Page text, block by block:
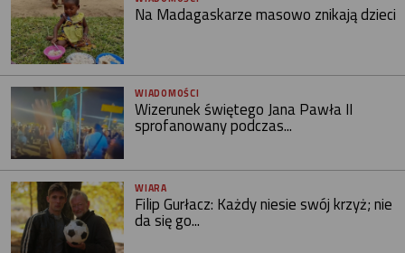
Na Madagaskarze masowo znikają dzieci
WIADOMOŚCI
Wizerunek świętego Jana Pawła II
sprofanowany podczas...
WIARA
Filip Gurłacz: Każdy niesie swój krzyż; nie
da się go...